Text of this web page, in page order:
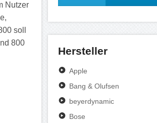
Nutzer
soll
800
Hersteller
Apple
Bang & Olufsen
beyerdynamic
Bose